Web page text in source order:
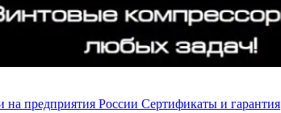
на предприятия России Сертификаты и гарантия